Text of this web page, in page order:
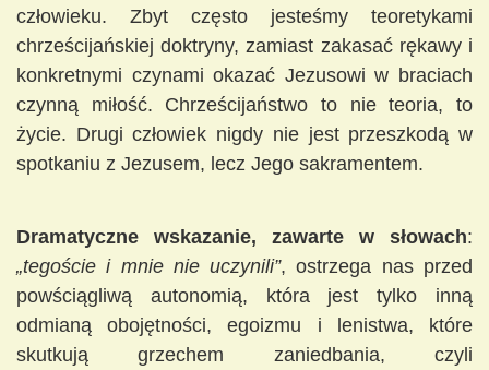
człowieku. Zbyt często jesteśmy teoretykami
chrześcijańskiej doktryny, zamiast zakasać rękawy i
konkretnymi czynami okazać Jezusowi w braciach
czynną miłość. Chrześcijaństwo to nie teoria, to
życie. Drugi człowiek nigdy nie jest przeszkodą w
spotkaniu z Jezusem, lecz Jego sakramentem.
Dramatyczne wskazanie, zawarte w słowach:
„tegoście i mnie nie uczynili”, ostrzega nas przed
powściągliwą autonomią, która jest tylko inną
odmianą obojętności, egoizmu i lenistwa, które
skutkują grzechem zaniedbania, czyli